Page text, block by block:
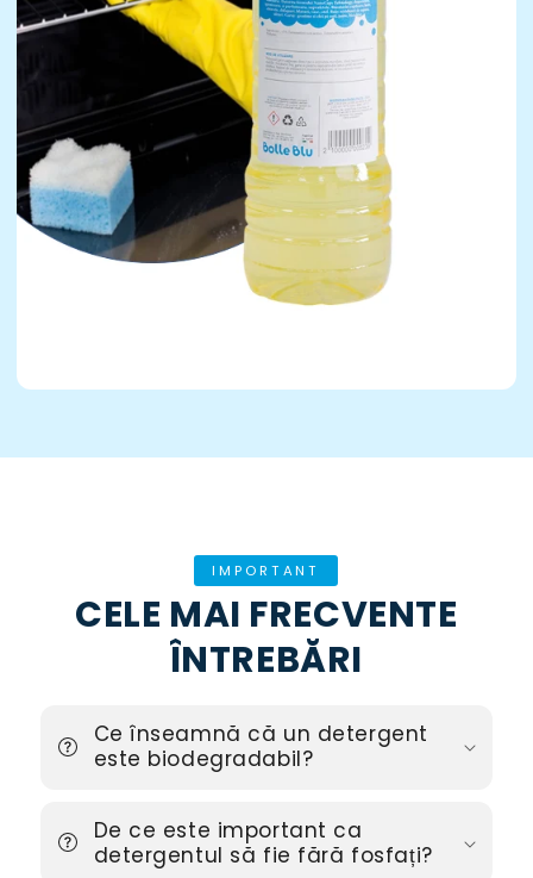
IMPORTANT
CELE MAI FRECVENTE
ÎNTREBĂRI
Ce înseamnă că un detergent
este biodegradabil?
De ce este important ca
detergentul să fie fără fosfați?